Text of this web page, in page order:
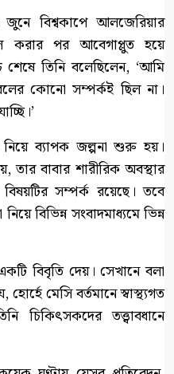
বিশ্বকাপে আলজেরিয়ার
করার পর আবেগাপ্লুত হয়ে
তিনি বলেছিলেন, ‘আমি
কোনো সম্পর্কই ছিল না।
নিয়ে ব্যাপক জল্পনা শুরু হয়।
তার বাবার শারীরিক অবস্থার
সম্পর্ক রয়েছে। তবে
বিভিন্ন সংবাদমাধ্যমে ভিন্ন
বিবৃতি দেয়। সেখানে বলা
মেসি বর্তমানে স্বাস্থ্যগত
চিকিৎসকদের তত্ত্বাবধানে